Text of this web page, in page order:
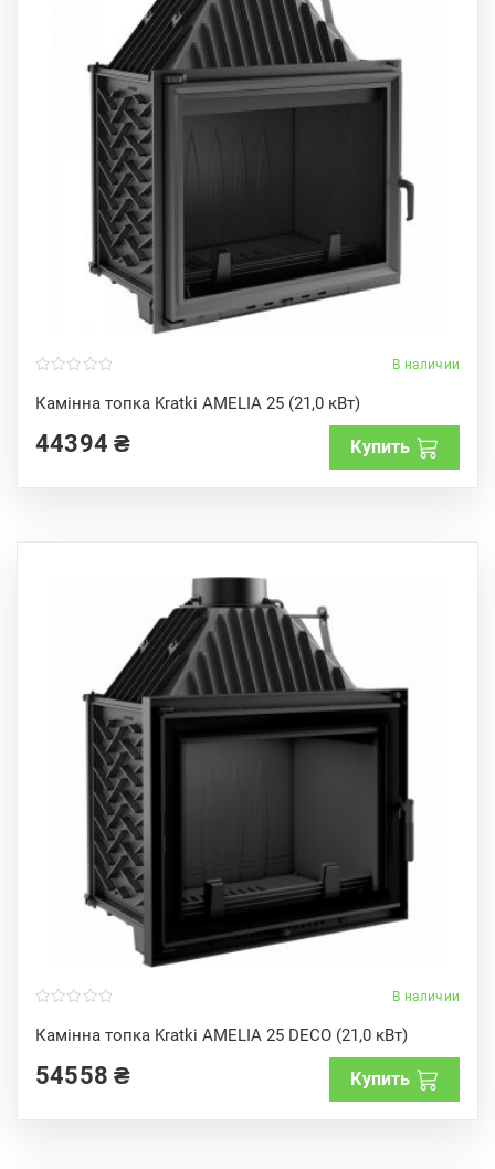
В наличии
Камінна топка Kratki AMELIA 25 (21,0 кВт)
o
u
o
f
44394₴ Купить
В наличии
Камінна топка Kratki AMELIA 25 DECO (21,0 кВт)
o
u
o
f54558₴ Купить